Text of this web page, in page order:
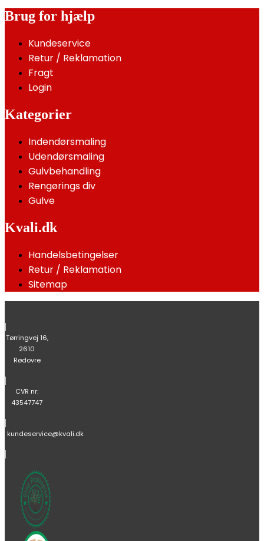
Brug for hjælp
Kundeservice
Retur / Reklamation
Fragt
Login
Kategorier
Indendørsmaling
Udendørsmaling
Gulvbehandling
Rengørings div
Gulve
Kvali.dk
Handelsbetingelser
Retur / Reklamation
Sitemap
|
Tørringvej 16,
2610
Rødovre
|
CVR nr:
43547747
|
kundeservice@kvali.dk
|